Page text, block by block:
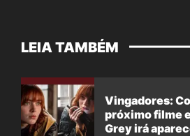
LEIA TAMBÉM
Vingadores:
próximo filme
Grey irá